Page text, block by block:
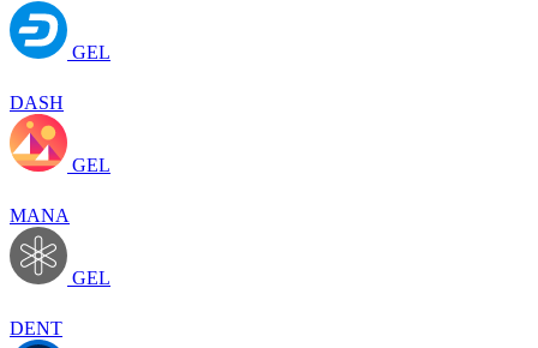
GEL
DASH
GEL
MANA
GEL
DENT